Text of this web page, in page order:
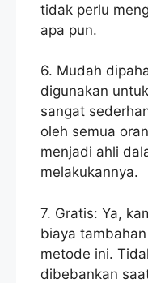
tidak perlu
apa pun.
6. Mudah
digunakan
sangat
oleh semua
menjadi ahli
melakukannya.
7. Gratis: Ya,
biaya
metode ini.
dibebankan